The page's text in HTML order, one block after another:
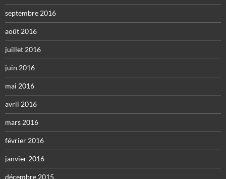
septembre 2016
août 2016
juillet 2016
juin 2016
mai 2016
avril 2016
mars 2016
février 2016
janvier 2016
décembre 2015